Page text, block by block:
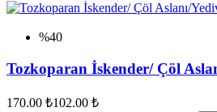
%40
Tozkoparan İskender/ Çöl
170.00 ₺102.00 ₺